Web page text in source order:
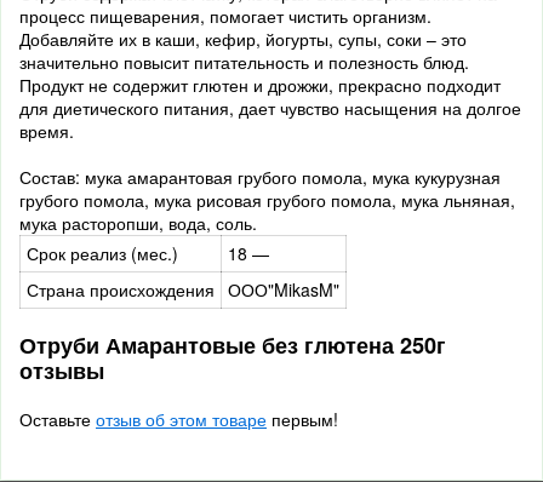
процесс пищеварения, помогает чистить организм.
Добавляйте их в каши, кефир, йогурты, супы, соки – это
значительно повысит питательность и полезность блюд.
Продукт не содержит глютен и дрожжи, прекрасно подходит
для диетического питания, дает чувство насыщения на долгое
время.
Состав: мука амарантовая грубого помола, мука кукурузная
грубого помола, мука рисовая грубого помола, мука льняная,
мука расторопши, вода, соль.
Срок реализ (мес.)
18 —
Страна происхождения ООО"MikasM"
Отруби Амарантовые без глютена 250г
отзывы
Оставьте отзыв об этом товаре первым!